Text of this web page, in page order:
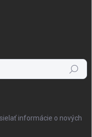
Hľadať
informácie o nových